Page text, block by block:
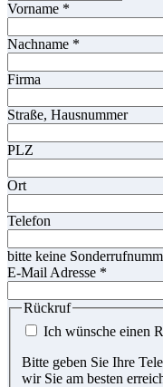
Vorname *
Nachname *
Firma
Straße, Hausnummer
PLZ
Ort
Telefon
bitte keine
E-Mail Adresse *
Rückruf
Ich wünsche einen
Bitte geben Sie Ihre
wir Sie am besten